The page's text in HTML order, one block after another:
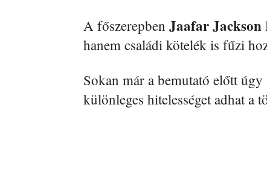
A főszerepben Jaafar Jackson
hanem családi kötelék is fűzi
Sokan már a bemutató előtt
különleges hitelességet adhat a